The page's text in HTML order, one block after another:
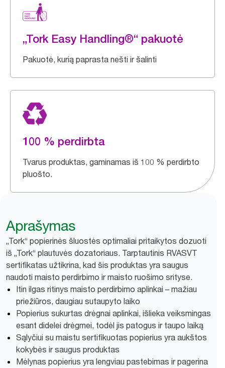
„Tork Easy Handling®“ pakuotė
Pakuotė, kurią paprasta nešti ir šalinti
100 % perdirbta
Tvarus produktas, gaminamas iš 100 % perdirbto
pluošto.
Aprašymas
„Tork“ popierinės šluostės optimaliai pritaikytos dozuoti
iš „Tork“ plautuvės dozatoriaus. Tarptautinis RVASVT
sertifikatas užtikrina, kad šis produktas yra saugus
naudoti maisto perdirbimo ir maisto ruošimo srityse.
Itin ilgas ritinys maisto perdirbimo aplinkai – mažiau
priežiūros, daugiau sutaupyto laiko
Popierius sukurtas drėgnai aplinkai, išlieka veiksmingas
esant didelei drėgmei, todėl jis patogus ir taupo laiką
Sąlyčiui su maistu sertifikuotas popierius yra aukštos
kokybės ir saugus produktas
Mėlynas popierius yra lengviau pastebimas ir pagerina